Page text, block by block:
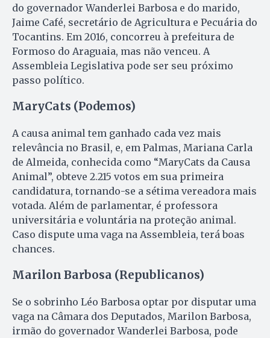
do governador Wanderlei Barbosa e do marido,
Jaime Café, secretário de Agricultura e Pecuária do
Tocantins. Em 2016, concorreu à prefeitura de
Formoso do Araguaia, mas não venceu. A
Assembleia Legislativa pode ser seu próximo
passo político.
MaryCats (Podemos)
A causa animal tem ganhado cada vez mais
relevância no Brasil, e, em Palmas, Mariana Carla
de Almeida, conhecida como “MaryCats da Causa
Animal”, obteve 2.215 votos em sua primeira
candidatura, tornando-se a sétima vereadora mais
votada. Além de parlamentar, é professora
universitária e voluntária na proteção animal.
Caso dispute uma vaga na Assembleia, terá boas
chances.
Marilon Barbosa (Republicanos)
Se o sobrinho Léo Barbosa optar por disputar uma
vaga na Câmara dos Deputados, Marilon Barbosa,
irmão do governador Wanderlei Barbosa, pode